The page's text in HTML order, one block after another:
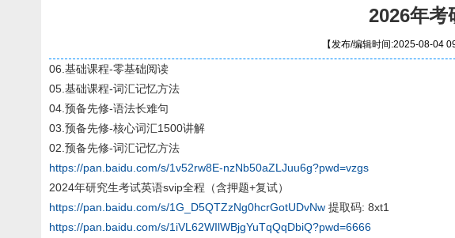
2026年考
【发布/编辑时间:2025-08-04
06.基础课程-零基础阅读
05.基础课程-词汇记忆方法
04.预备先修-语法长难句
03.预备先修-核心词汇1500讲解
02.预备先修-词汇记忆方法
https://pan.baidu.com/s/1v52rw8E-nzNb50aZLJuu6g?pwd=vzgs
2024年研究生考试英语svip全程（含押题+复试）
https://pan.baidu.com/s/1G_D5QTZzNg0hcrGotUDvNw 提取码: 8xt1
https://pan.baidu.com/s/1iVL62WIlWBjgYuTqQqDbiQ?pwd=6666